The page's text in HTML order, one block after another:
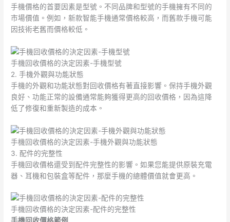
手機價格的首要因素是型號。不同品牌和型號的手機擁有不同的
市場價值。例如，新款智能手機通常價格較高，而舊款手機可能
因技術老舊而價格較低。
手機回收價格的決定因素-手機型號
2. 手機外觀與功能狀態
手機的外觀和功能狀態對回收價格有著直接影響。保持手機外觀
良好、功能正常的設備通常能夠獲得更高的回收價格，因為這降
低了修復和重新製造的成本。
手機回收價格的決定因素-手機外觀與功能狀態
3. 配件的完整性
手機回收價格還受到配件完整性的影響。如果您能提供原裝充電
器、耳機和包裝盒等配件，那麼手機的總體價值就會更高。
手機回收價格的決定因素-配件的完整性